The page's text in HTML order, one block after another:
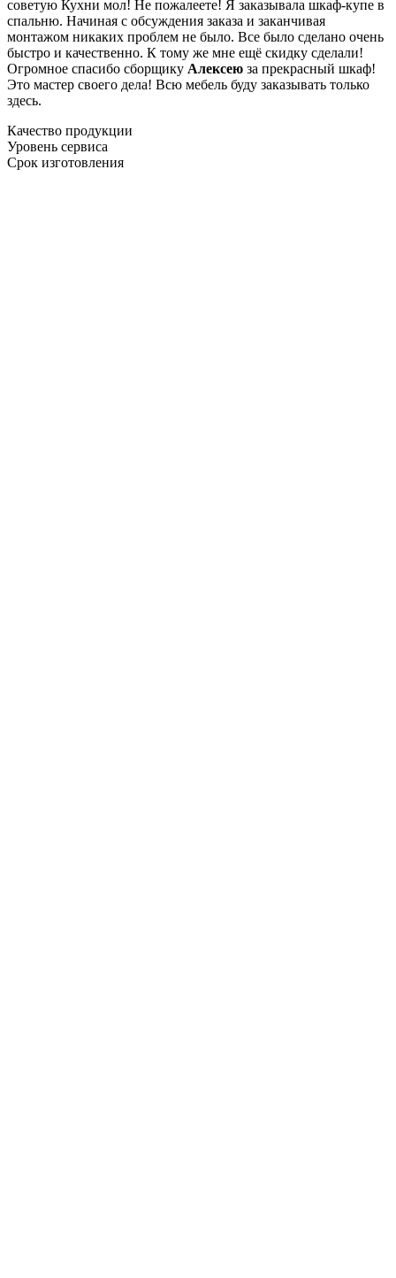
советую Кухни мол! Не пожалеете! Я заказывала шкаф-купе в
спальню. Начиная с обсуждения заказа и заканчивая
монтажом никаких проблем не было. Все было сделано очень
быстро и качественно. К тому же мне ещё скидку сделали!
Огромное спасибо сборщику Алексею за прекрасный шкаф!
Это мастер своего дела! Всю мебель буду заказывать только
здесь.
Качество продукции
Уровень сервиса
Срок изготовления